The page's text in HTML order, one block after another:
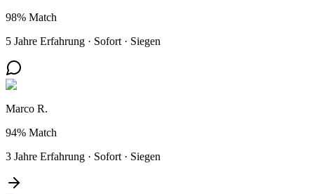
98% Match
5 Jahre Erfahrung · Sofort · Siegen
Marco R.
94% Match
3 Jahre Erfahrung · Sofort · Siegen